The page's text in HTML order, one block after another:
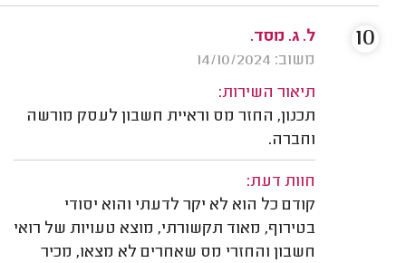
ל. ג. מסד.
משוב: 14/10/2024
תיאור השירות:
תכנון, החזר מס וראיית חשבון לעסק מורשה
וחברה.
חוות דעת:
קודם כל הוא לא יקר לדעתי והוא יסודי
בטירוף, מאוד תקשורתי, מוצא טעויות של רואי
חשבון והחזרי מס שאחרים לא מצאו, מכיר
10